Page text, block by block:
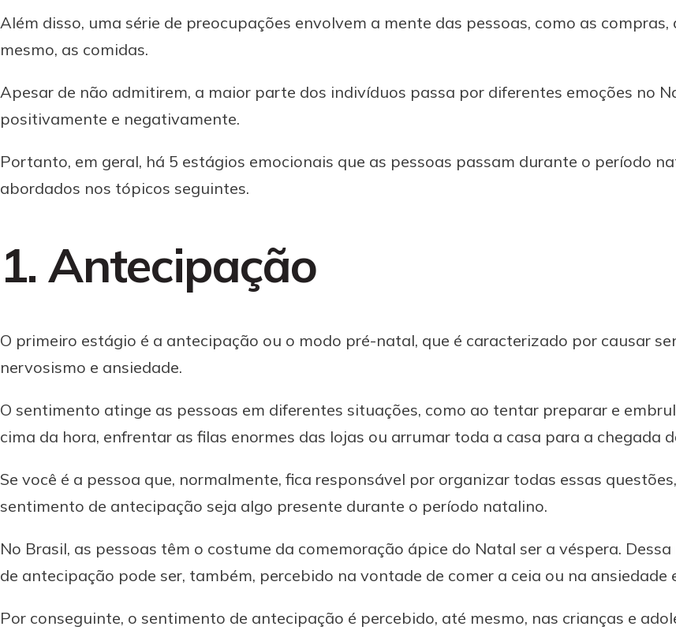
Além disso, uma série de preocupações envolvem a mente das pessoas, como as compras,
mesmo, as comidas.
Apesar de não admitirem, a maior parte dos indivíduos passa por diferentes emoções no
positivamente e negativamente.
Portanto, em geral, há 5 estágios emocionais que as pessoas passam durante o período
abordados nos tópicos seguintes.
1. Antecipação
O primeiro estágio é a antecipação ou o modo pré-natal, que é caracterizado por causar
nervosismo e ansiedade.
O sentimento atinge as pessoas em diferentes situações, como ao tentar preparar e
cima da hora, enfrentar as filas enormes das lojas ou arrumar toda a casa para a chegada
Se você é a pessoa que, normalmente, fica responsável por organizar todas essas
sentimento de antecipação seja algo presente durante o período natalino.
No Brasil, as pessoas têm o costume da comemoração ápice do Natal ser a véspera.
de antecipação pode ser, também, percebido na vontade de comer a ceia ou na ansiedade
Por conseguinte, o sentimento de antecipação é percebido, até mesmo, nas crianças e